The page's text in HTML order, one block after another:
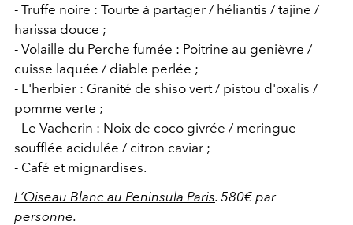
- Truffe noire : Tourte à partager / héliantis / tajine /
harissa douce ;
- Volaille du Perche fumée : Poitrine au genièvre /
cuisse laquée / diable perlée ;
- L'herbier : Granité de shiso vert / pistou d'oxalis /
pomme verte ;
- Le Vacherin : Noix de coco givrée / meringue
soufflée acidulée / citron caviar ;
- Café et mignardises.
L’Oiseau Blanc au Peninsula Paris. 580€ par
personne.